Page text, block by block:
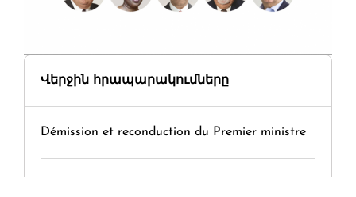
Վերջին հրապարակումները
Démission et reconduction du Premier ministre